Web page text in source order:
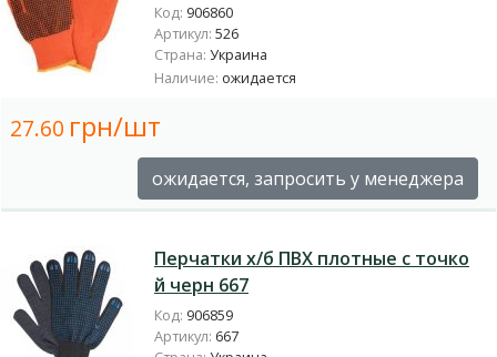
Код: 906860
Артикул: 526
Страна: Украина
Наличие: ожидается
27.60 грн/шт
ожидается, запросить у менеджера
Перчатки х/б ПВХ плотные с точко
й черн 667
Код: 906859
Артикул: 667